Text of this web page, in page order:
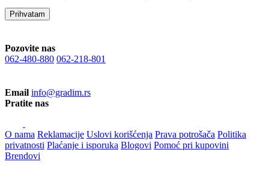
Prihvatam
Pozovite nas
062-480-880 062-218-801
Email info@gradim.rs
Pratite nas
O nama Reklamacije Uslovi korišćenja Prava potrošača Politika
privatnosti Plaćanje i isporuka Blogovi Pomoć pri kupovini
Brendovi